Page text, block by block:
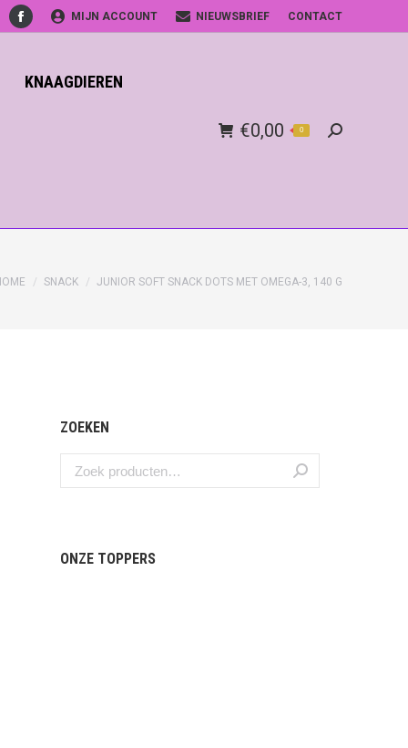
Facebook
MIJN ACCOUNT NIEUWSBRIEF CONTACT
KNAAGDIEREN
€0,00 0 Search:
SNACK JUNIOR SOFT SNACK DOTS MET OMEGA-3, 140 G
ZOEKEN
ONZE TOPPERS